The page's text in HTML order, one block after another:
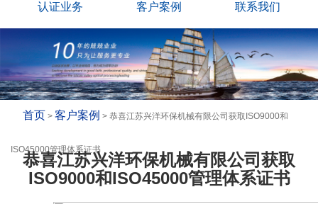
认证业务 客户案例 联系我们
首页 > 客户案例 > 恭喜江苏兴洋环保机械有限公司获取ISO9000和
ISO45000管理体系证书
恭喜江苏兴洋环保机械有限公司获取
ISO9000和ISO45000管理体系证书